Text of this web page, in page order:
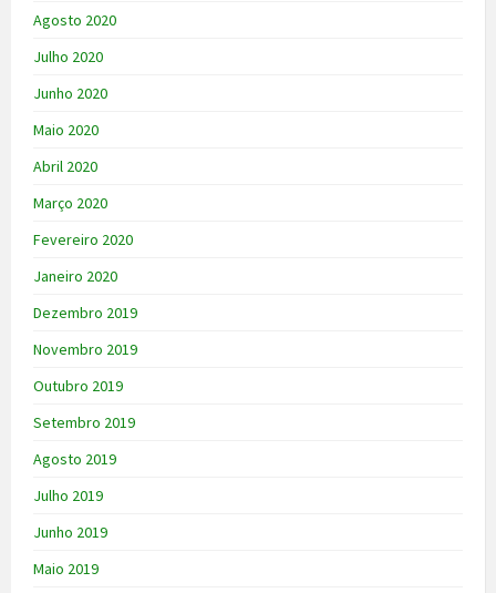
Agosto 2020
Julho 2020
Junho 2020
Maio 2020
Abril 2020
Março 2020
Fevereiro 2020
Janeiro 2020
Dezembro 2019
Novembro 2019
Outubro 2019
Setembro 2019
Agosto 2019
Julho 2019
Junho 2019
Maio 2019